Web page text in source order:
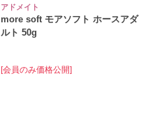
アドメイト
more soft モアソフト ホースアダ
ルト 50g
[会員のみ価格公開]